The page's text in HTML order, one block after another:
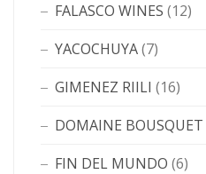
FALASCO WINES (12)
YACOCHUYA(7)
GIMENEZ RIILI (16)
DOMAINE BOUSQUET
FIN DEL MUNDO (6)